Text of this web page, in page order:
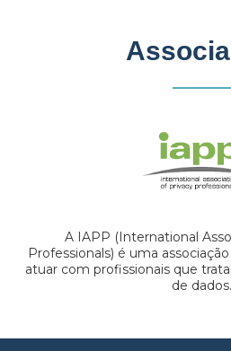
A IAPP (International
Professionals) é uma
atuar com profissionais que
de dados.